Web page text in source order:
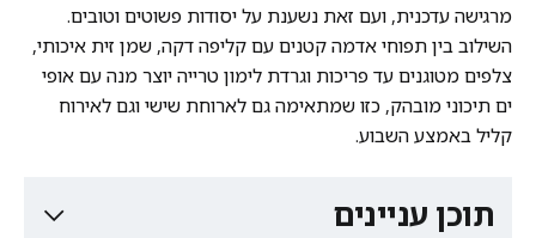
מרגישה עדכנית, ועם זאת נשענת על יסודות פשוטים וטובים.
השילוב בין תפוחי אדמה קטנים עם קליפה דקה, שמן זית איכותי,
צלפים מטוגנים עד פריכות וגרדת לימון טרייה יוצר מנה עם אופי
ים תיכוני מובהק, כזו שמתאימה גם לארוחת שישי וגם לאירוח
קליל באמצע השבוע.
תוכן עניינים